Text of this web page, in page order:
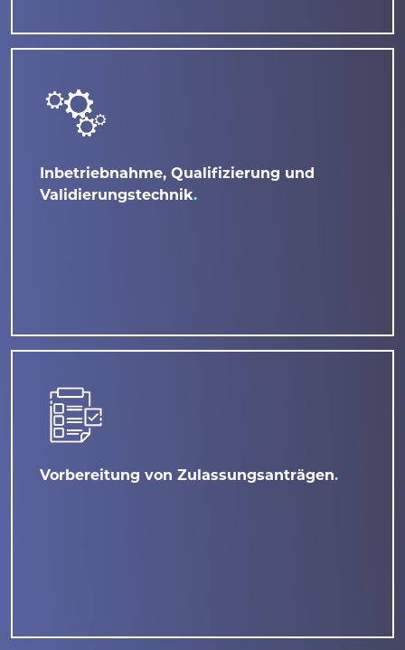
Inbetriebnahme, Qualifizierung und
Validierungstechnik
Vorbereitung von Zulassungsanträgen